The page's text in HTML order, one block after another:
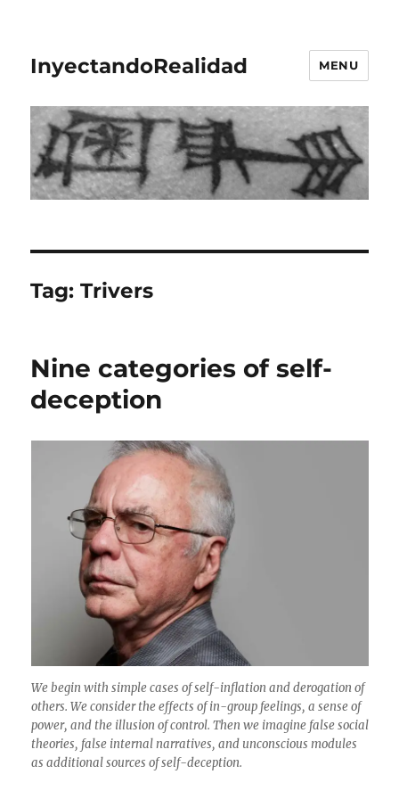
InyectandoRealidad MENU
Tag:Trivers
Nine categories of self-
deception
We begin with simple cases of self-inflation and derogation of
others. We consider the effects of in-group feelings, a sense of
power, and the illusion of control. Then we imagine false social
theories, false internal narratives, and unconscious modules
as additional sources of self-deception.